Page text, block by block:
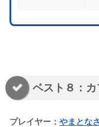
ベスト８：
プレイヤー： やまとな